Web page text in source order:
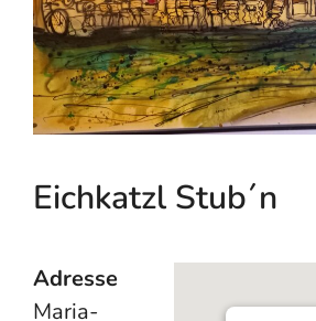
Eichkatzl Stub´n
Adresse
Maria-